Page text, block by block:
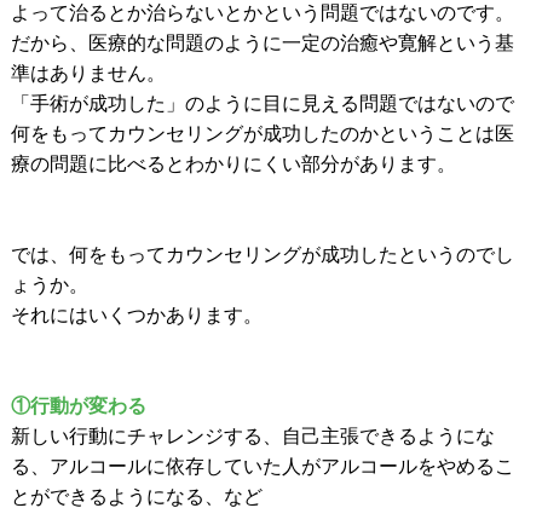
よって治るとか治らないとかという問題ではないのです。
だから、医療的な問題のように一定の治癒や寛解という基
準はありません。
「手術が成功した」のように目に見える問題ではないので
何をもってカウンセリングが成功したのかということは医
療の問題に比べるとわかりにくい部分があります。
では、何をもってカウンセリングが成功したというのでし
ょうか。
それにはいくつかあります。
①行動が変わる
新しい行動にチャレンジする、自己主張できるようにな
る、アルコールに依存していた人がアルコールをやめるこ
とができるようになる、など